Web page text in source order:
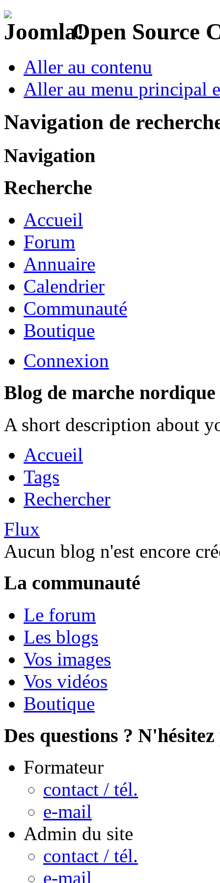
Open Source
Aller au contenu
Aller au menu principal
Navigation de
Navigation
Recherche
Accueil
Forum
Annuaire
Calendrier
Communauté
Boutique
Connexion
Blog de marche nordique
A short description about
Accueil
Tags
Rechercher
Flux
Aucun blog n'est encore
La communauté
Le forum
Les blogs
Vos images
Vos vidéos
Boutique
Des questions ?
Formateur
contact / tél.
e-mail
Admin du site
contact / tél.
e-mail